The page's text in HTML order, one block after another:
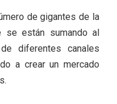
de gigantes de la
están sumando al
diferentes canales
a crear un mercado